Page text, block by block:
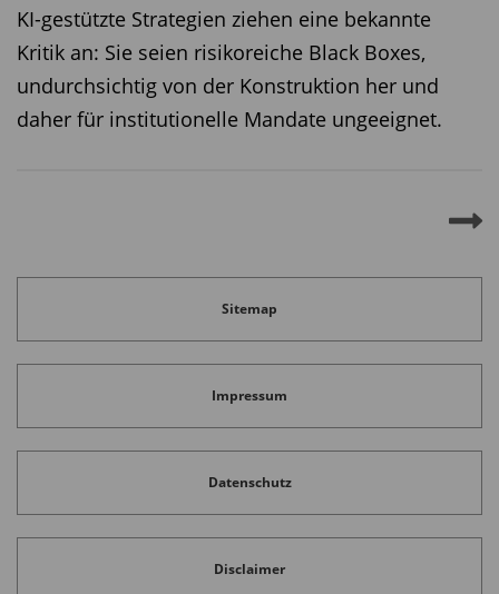
KI-gestützte Strategien ziehen eine bekannte
Kritik an: Sie seien risikoreiche Black Boxes,
undurchsichtig von der Konstruktion her und
daher für institutionelle Mandate ungeeignet.
Sitemap
Impressum
Datenschutz
Disclaimer